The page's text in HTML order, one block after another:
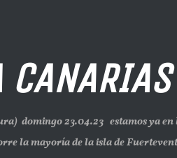
domingo 23.04.23 estamos ya
la mayoría de la isla de